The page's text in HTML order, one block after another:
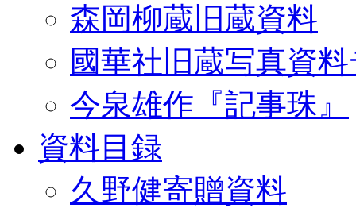
森岡柳蔵旧蔵資料
國華社旧蔵写真資
今泉雄作『記事珠』
資料目録
久野健寄贈資料